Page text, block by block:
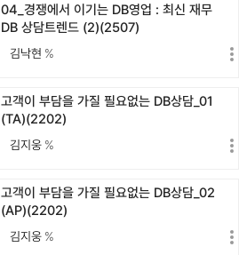
04_경쟁에서 이기는 DB영업 : 최신 재무
DB 상담트렌드 (2)(2507)
김낙현 %
고객이 부담을 가질 필요없는 DB상담_01
(TA)(2202)
김지웅 %
고객이 부담을 가질 필요없는 DB상담_02
(AP)(2202)
김지웅 %